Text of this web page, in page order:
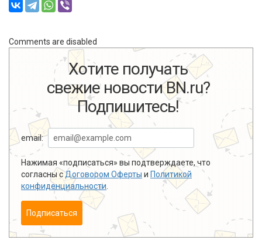
Comments are disabled
Хотите получать
свежие новости BN.ru?
Подпишитесь!
email:
Нажимая «подписаться» вы подтверждаете, что
согласны сДоговором Оферты и Политикой
конфиденциальности
Подписаться